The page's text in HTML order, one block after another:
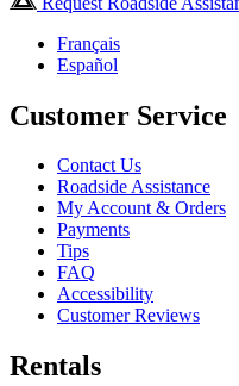
Français
Español
Customer Service
Contact Us
Roadside Assistance
My Account & Orders
Payments
Tips
FAQ
Accessibility
Customer Reviews
Rentals